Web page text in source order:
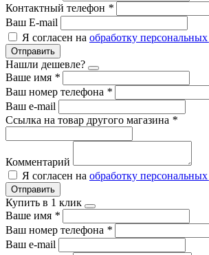
Контактный телефон *
Ваш E-mail
Я согласен на обработку
Отправить
Нашли дешевле?
Ваше имя *
Ваш номер телефона *
Ваш e-mail
Ссылка на товар другого магазина *
Комментарий
Я согласен на обработку
Отправить
Купить в 1 клик
Ваше имя *
Ваш номер телефона *
Ваш e-mail